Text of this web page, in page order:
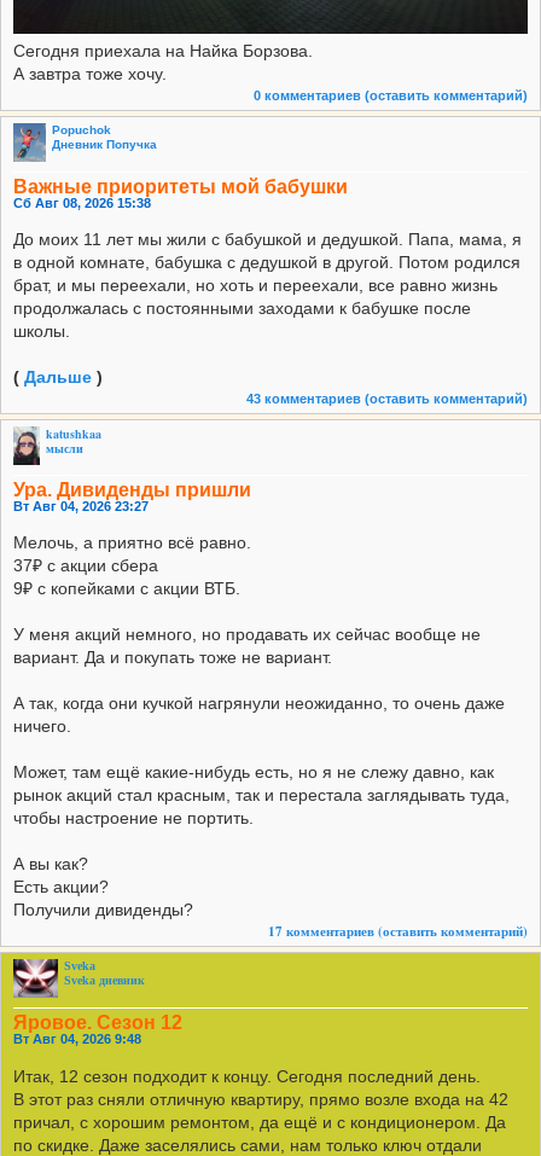
Сегодня приехала на Найка Борзова.
А завтра тоже хочу.
0 комментариев (оставить комментарий)
Popuchok
Дневник Попучка
Важные приоритеты мой бабушки
Сб Авг 08, 2026 15:38
До моих 11 лет мы жили с бабушкой и дедушкой. Папа, мама, я
в одной комнате, бабушка с дедушкой в другой. Потом родился
брат, и мы переехали, но хоть и переeхали, все равно жизнь
продолжалась с постоянными заходами к бабушке после
школы.
( Дальше )
43 комментариев (оставить комментарий)
katushkaa
мысли
Ура. Дивиденды пришли
Вт Авг 04, 2026 23:27
Мелочь, а приятно всё равно.
37₽ с акции сбера
9₽ с копейками с акции ВТБ.
У меня акций немного, но продавать их сейчас вообще не
вариант. Да и покупать тоже не вариант.
А так, когда они кучкой нагрянули неожиданно, то очень даже
ничего.
Может, там ещё какие-нибудь есть, но я не слежу давно, как
рынок акций стал красным, так и перестала заглядывать туда,
чтобы настроение не портить.
А вы как?
Есть акции?
Получили дивиденды?
17 комментариев(оставить комментарий)
Sveka
Sveka дневник
Яровое. Сезон 12
Вт Авг 04, 2026 9:48
Итак, 12 сезон подходит к концу. Сегодня последний день.
В этот раз сняли отличную квартиру, прямо возле входа на 42
причал, с хорошим ремонтом, да ещё и с кондиционером. Да
по скидке. Даже заселялись сами, нам только ключ отдали